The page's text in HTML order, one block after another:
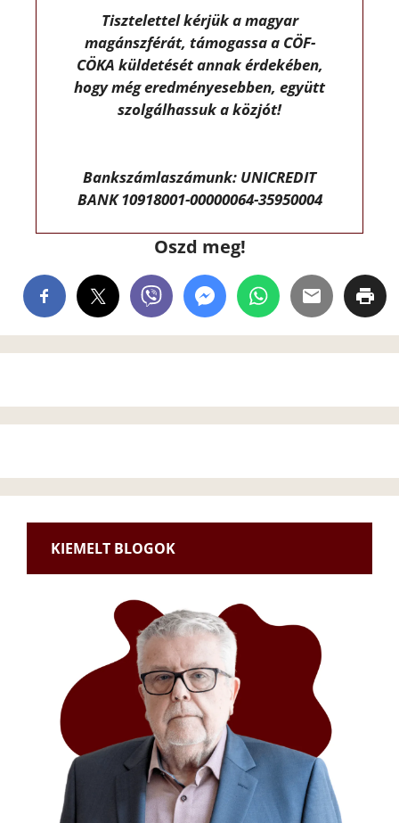
Tisztelettel kérjük a magyar
magánszférát, támogassa a CÖF-
CÖKA küldetését annak érdekében,
hogy még eredményesebben, együtt
szolgálhassuk a közjót!
Bankszámlaszámunk: UNICREDIT
BANK 10918001-00000064-35950004
Oszd meg!
KIEMELT BLOGOK